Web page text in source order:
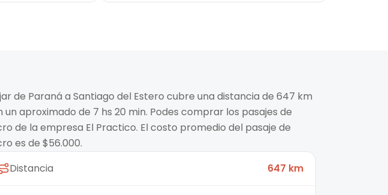
de Paraná a Santiago del Estero cubre una distancia de 647 km
un aproximado de 7 hs 20 min. Podes comprar los pasajes de
de la empresa El Practico. El costo promedio del pasaje de
es de $56.000.
Distancia
647 km